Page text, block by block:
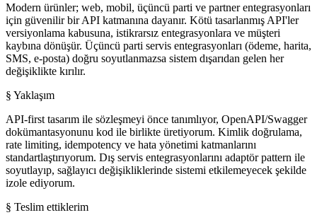
Modern ürünler; web, mobil, üçüncü parti ve partner entegrasyonları
için güvenilir bir API katmanına dayanır. Kötü tasarlanmış API'ler
versiyonlama kabusuna, istikrarsız entegrasyonlara ve müşteri
kaybına dönüşür. Üçüncü parti servis entegrasyonları (ödeme, harita,
SMS, e-posta) doğru soyutlanmazsa sistem dışarıdan gelen her
değişiklikte kırılır.
§ Yaklaşım
API-first tasarım ile sözleşmeyi önce tanımlıyor, OpenAPI/Swagger
dokümantasyonunu kod ile birlikte üretiyorum. Kimlik doğrulama,
rate limiting, idempotency ve hata yönetimi katmanlarını
standartlaştırıyorum. Dış servis entegrasyonlarını adaptör pattern ile
soyutlayıp, sağlayıcı değişikliklerinde sistemi etkilemeyecek şekilde
izole ediyorum.
§ Teslim ettiklerim